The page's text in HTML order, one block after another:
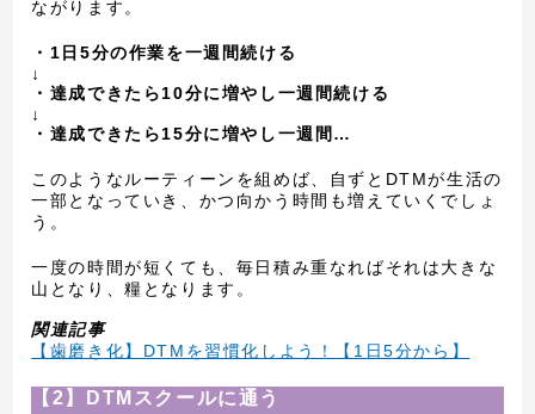
ながります。
・1日5分の作業を一週間続ける
↓
・達成できたら10分に増やし一週間続ける
↓
・達成できたら15分に増やし一週間…
このようなルーティーンを組めば、自ずとDTMが生活の
一部となっていき、かつ向かう時間も増えていくでしょ
う。
一度の時間が短くても、毎日積み重なればそれは大きな
山となり、糧となります。
関連記事
【歯磨き化】DTMを習慣化しよう！【1日5分から】
【2】DTMスクールに通う